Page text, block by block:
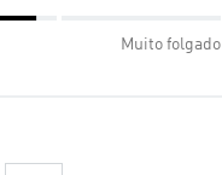
Muito folgado